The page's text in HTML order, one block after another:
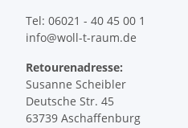
Tel: 06021 - 40 45 00 1
info@woll-t-raum.de
Retourenadresse:
Susanne Scheibler
Deutsche Str. 45
63739 Aschaffenburg